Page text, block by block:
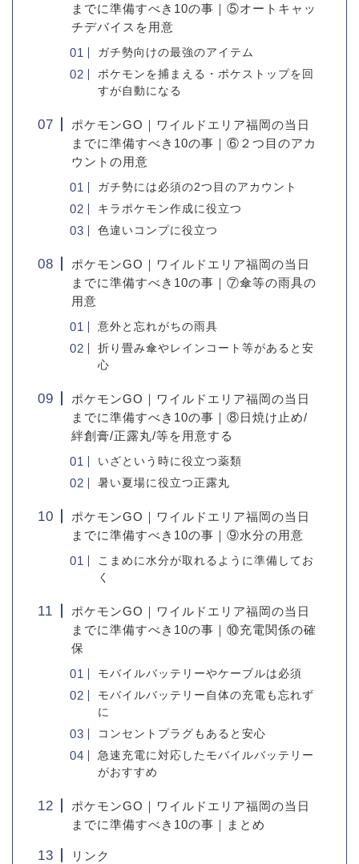
までに準備すべき10の事｜⑤オートキャッ
チデバイスを用意
ガチ勢向けの最強のアイテム
ポケモンを捕まえる・ポケストップを回
すが自動になる
ポケモンGO｜ワイルドエリア福岡の当日
までに準備すべき10の事｜⑥２つ目のアカ
ウントの用意
ガチ勢には必須の2つ目のアカウント
キラポケモン作成に役立つ
色違いコンプに役立つ
ポケモンGO｜ワイルドエリア福岡の当日
までに準備すべき10の事｜⑦傘等の雨具の
用意
意外と忘れがちの雨具
折り畳み傘やレインコート等があると安
心
ポケモンGO｜ワイルドエリア福岡の当日
までに準備すべき10の事｜⑧日焼け止め/
絆創膏/正露丸/等を用意する
いざという時に役立つ薬類
暑い夏場に役立つ正露丸
ポケモンGO｜ワイルドエリア福岡の当日
までに準備すべき10の事｜⑨水分の用意
こまめに水分が取れるように準備してお
く
ポケモンGO｜ワイルドエリア福岡の当日
までに準備すべき10の事｜⑩充電関係の確
保
モバイルバッテリーやケーブルは必須
モバイルバッテリー自体の充電も忘れず
に
コンセントプラグもあると安心
急速充電に対応したモバイルバッテリー
がおすすめ
ポケモンGO｜ワイルドエリア福岡の当日
までに準備すべき10の事｜まとめ
リンク